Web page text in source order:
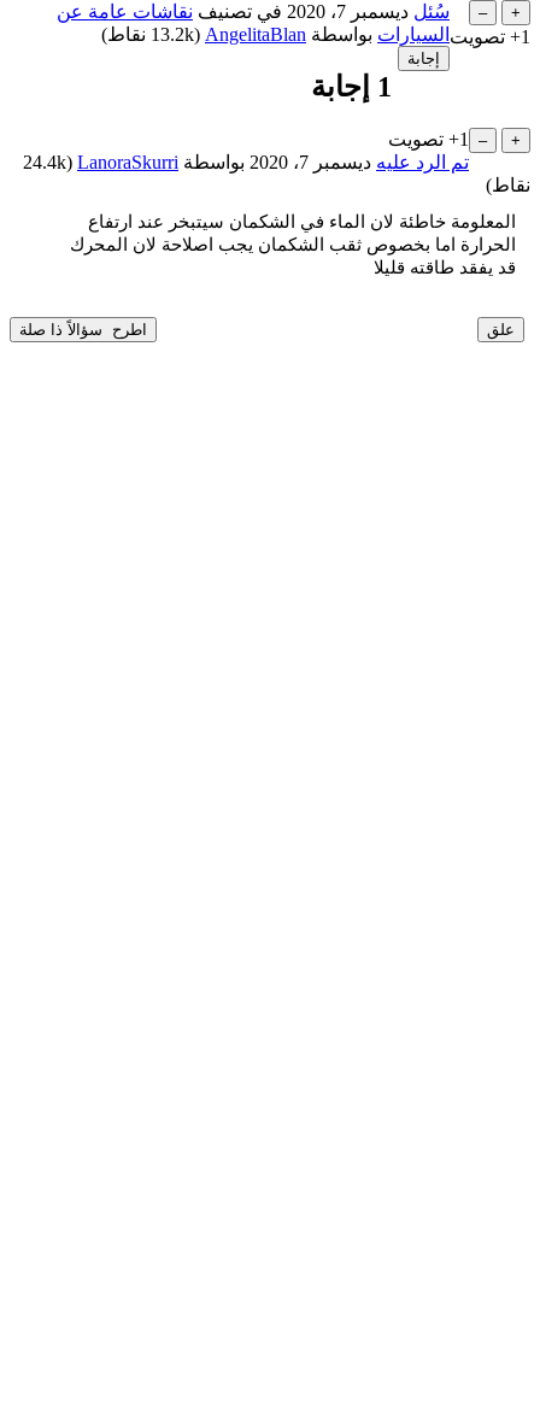
+1 تصويت
سُئل ديسمبر 7، 2020 في تصنيف نقاشات عامة عن
السيارات بواسطة AngelitaBlan
(
13.2k نقاط)
1 إجابة
+1 تصويت
تم الرد عليه ديسمبر 7، 2020 بواسطة LanoraSkurri
(
24.4k
نقاط)
المعلومة خاطئة لان الماء في الشكمان سيتبخر عند ارتفاع
الحرارة اما بخصوص ثقب الشكمان يجب اصلاحة لان المحرك
قد يفقد طاقته قليلا